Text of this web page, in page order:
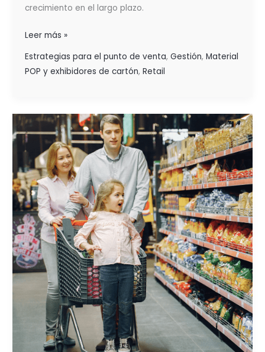
crecimiento en el largo plazo.
Leer más »
Estrategias para el punto de venta, Gestión, Material
POP y exhibidores de cartón, Retail
PILARES
DE
OPERACIÓN
DEL
TRADE
MARKETING
EN
EL
PUNTO
DE VENTA